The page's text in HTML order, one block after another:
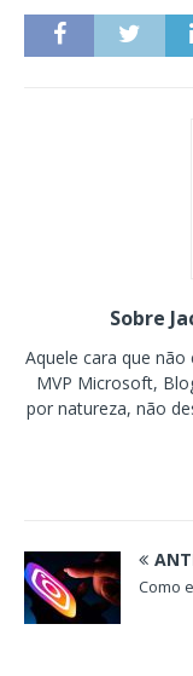
Sobre
Aquele cara que não
MVP Microsoft,
por natureza, não
Como